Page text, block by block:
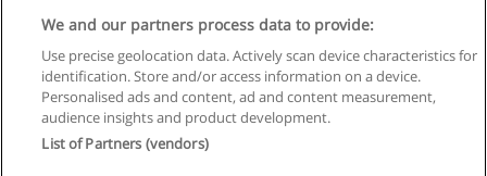
Kullanım koşulları
Gizlilik politikası
İletişim Educaedu
Copyright © Educaedu Business S.L. - CIF : B-95610580: -
We and our partners process data to provide:
Use precise geolocation data. Actively scan device characteristics for
identification. Store and/or access information on a device.
Personalised ads and content, ad and content measurement,
audience insights and product development.
List of Partners (vendors)